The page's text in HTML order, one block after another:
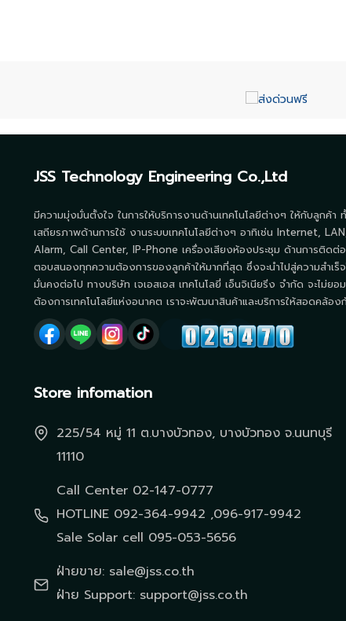
JSS Technology Engineering Co.,Ltd
มีความมุ่งมั่นตั้งใจ ในการให้บริการงานด้านเทคโนโลยีต่างๆ ให้กับลูกค้า
เสถียรภาพด้านการใช้ งานระบบเทคโนโลยีต่างๆ อาทิเช่น Internet,
Alarm, Call Center, IP-Phone เครื่องเสียงห้องประชุม ด้านการติดต่
ตอบสนองทุกความต้องการของลูกค้าให้มากที่สุด ซึ่งจะนำไปสู่ความสำเร็
มั่นคงต่อไป ทางบริษัท เจเอสเอส เทคโนโลยี่ เอ็นจิเนียริ่ง จำกัด จะไม่
ต้องการเทคโนโลยีแห่งอนาคต เราจะพัฒนาสินค้าและบริการให้สอดคล้อง
Store infomation
225/54 หมู่ 11 ต.บางบัวทอง, บางบัวทอง จ.นนทบุรี
11110
Call Center 02-147-0777
HOTLINE 092-364-9942 ,096-917-9942
Sale Solar cell 095-053-5656
ฝ่ายขาย: sale@jss.co.th
ฝ่าย Support: support@jss.co.th